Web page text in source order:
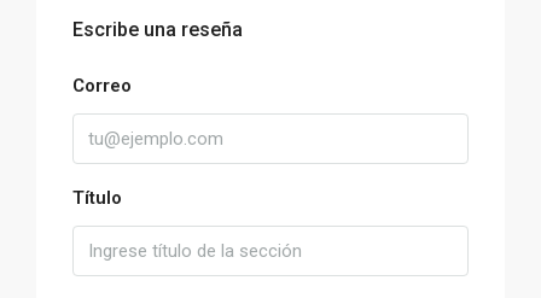
Escribe una reseña
Correo
Título